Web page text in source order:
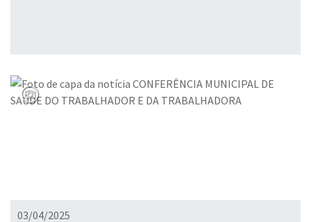
03/04/2025